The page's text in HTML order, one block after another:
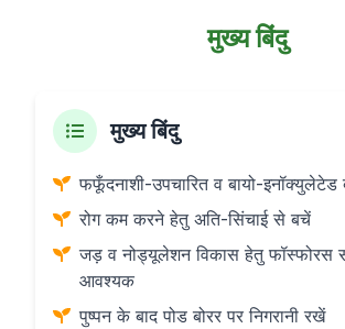
मुख्य बिंदु
मुख्य बिंदु
फफूँदनाशी-उपचारित व बायो-इनॉक्युलेटेड
रोग कम करने हेतु अति-सिंचाई से बचें
जड़ व नोड्यूलेशन विकास हेतु फॉस्फोरस
आवश्यक
पुष्पन के बाद पोड बोरर पर निगरानी रखें